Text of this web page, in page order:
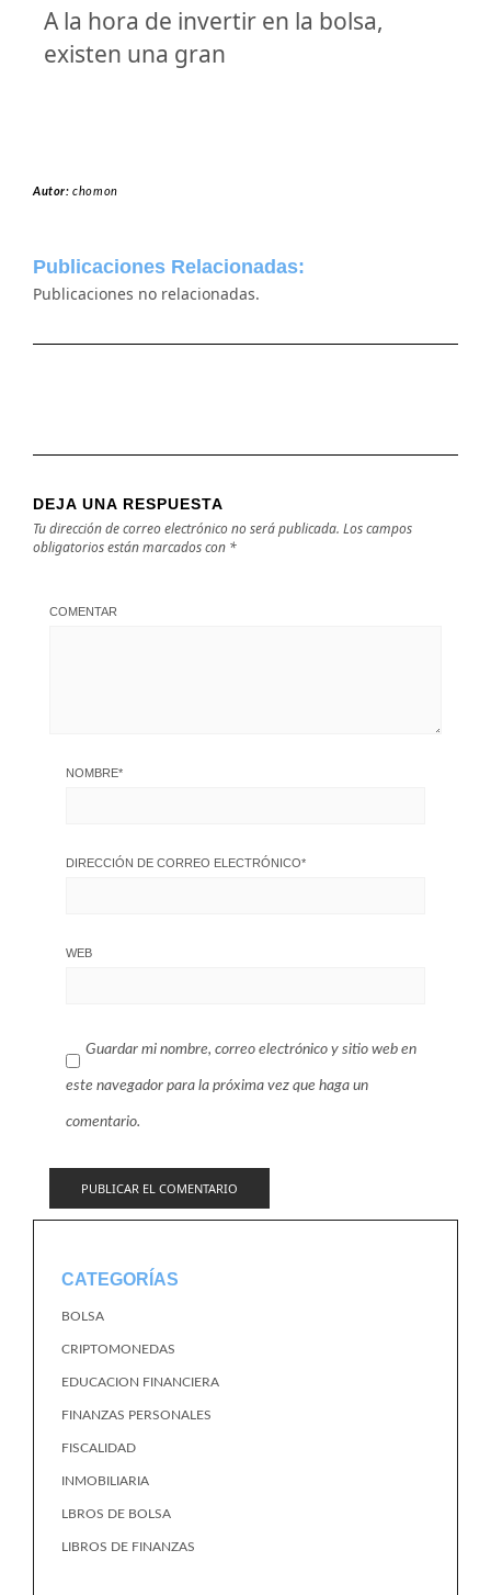
A la hora de invertir en la bolsa,
existen una gran
Autor:chomon
Publicaciones Relacionadas:
Publicaciones no relacionadas.
DEJA UNA RESPUESTA
Tu dirección de correo electrónico no será publicada. Los campos
obligatorios están marcados con *
COMENTAR
NOMBRE*
DIRECCIÓN DE CORREO ELECTRÓNICO*
WEB
Guardar mi nombre, correo electrónico y sitio web en
este navegador para la próxima vez que haga un
comentario.
CATEGORÍAS
BOLSA
CRIPTOMONEDAS
EDUCACION FINANCIERA
FINANZAS PERSONALES
FISCALIDAD
INMOBILIARIA
LBROS DE BOLSA
LIBROS DE FINANZAS